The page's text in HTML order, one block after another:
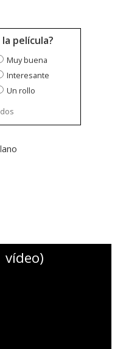
película?
Muy buena
Interesante
Un rollo
vídeo)